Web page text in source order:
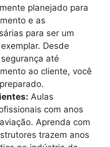
planejado para
e as
para ser um
Desde
até
ao cliente, você
Aulas
com anos
Aprenda com
trazem anos